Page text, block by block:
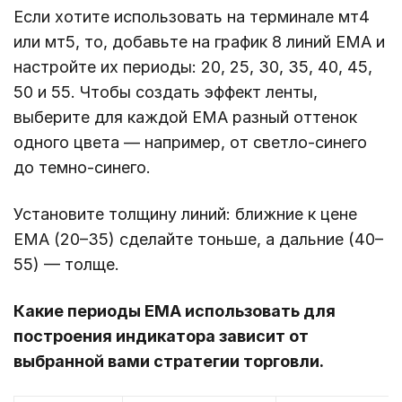
Если хотите использовать на терминале мт4
или мт5, то, добавьте на график 8 линий EMA и
настройте их периоды: 20, 25, 30, 35, 40, 45,
50 и 55. Чтобы создать эффект ленты,
выберите для каждой EMA разный оттенок
одного цвета — например, от светло-синего
до темно-синего.
Установите толщину линий: ближние к цене
EMA (20–35) сделайте тоньше, а дальние (40–
55) — толще.
Какие периоды EMA использовать для
построения индикатора зависит от
выбранной вами стратегии торговли.